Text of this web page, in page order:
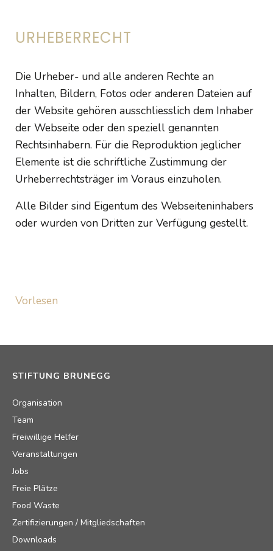
URHEBERRECHT
Die Urheber- und alle anderen Rechte an
Inhalten, Bildern, Fotos oder anderen Dateien auf
der Website gehören ausschliesslich dem Inhaber
der Webseite oder den speziell genannten
Rechtsinhabern. Für die Reproduktion jeglicher
Elemente ist die schriftliche Zustimmung der
Urheberrechtsträger im Voraus einzuholen.
Alle Bilder sind Eigentum des Webseiteninhabers
oder wurden von Dritten zur Verfügung gestellt.
Vorlesen
STIFTUNG BRUNEGG
Organisation
Team
Freiwillige Helfer
Veranstaltungen
Jobs
Freie Plätze
Food Waste
Zertifizierungen / Mitgliedschaften
Downloads